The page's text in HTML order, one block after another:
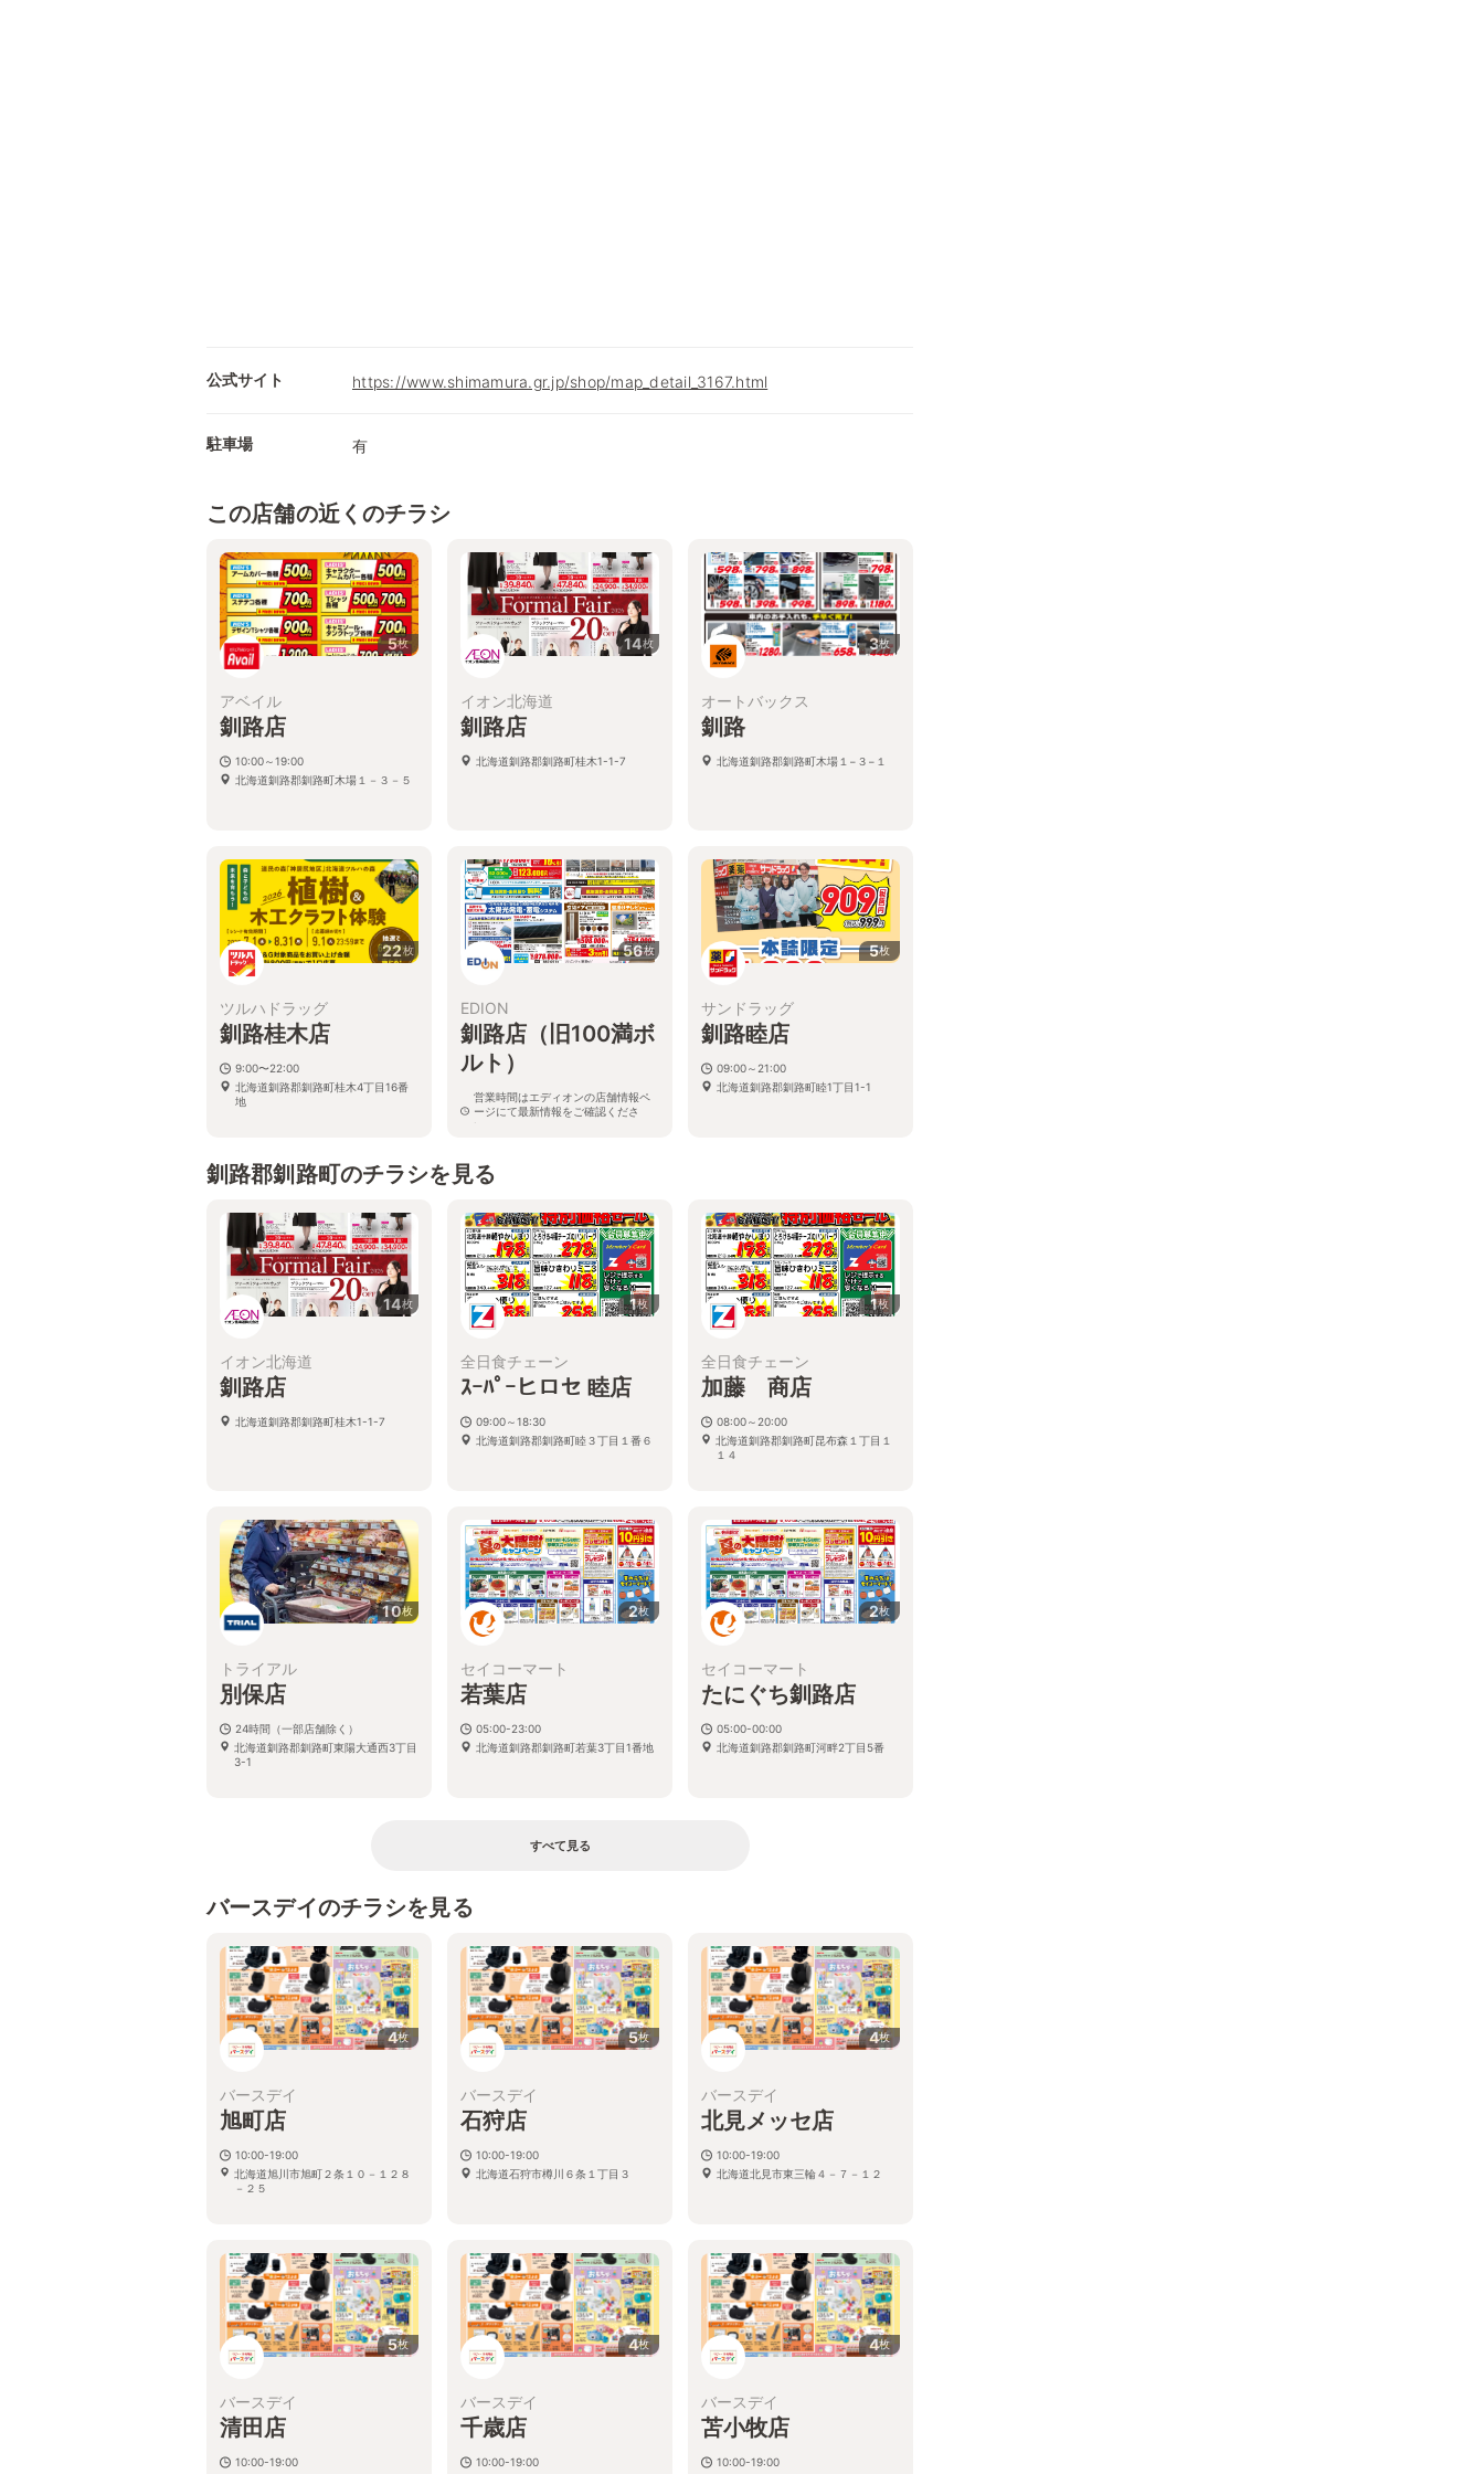
公式サイト https://www.shimamura.gr.jp/shop/map_detail_3167.html
駐車場 有
この店舗の近くのチラシ
5枚
アベイル
釧路店
10:00～19:00
北海道釧路郡釧路町木場１－３－５
14枚
イオン北海道
釧路店
北海道釧路郡釧路町桂木1-1-7
3枚
オートバックス
釧路
北海道釧路郡釧路町木場１−３−１
22枚
ツルハドラッグ
釧路桂木店
9:00〜22:00
北海道釧路郡釧路町桂木4丁目16番
地
56枚
EDION
釧路店（旧100満ボ
ルト）
営業時間はエディオンの店舗情報ペ
ージにて最新情報をご確認くださ
い。
5枚
サンドラッグ
釧路睦店
09:00～21:00
北海道釧路郡釧路町睦1丁目1-1
釧路郡釧路町のチラシを見る
14枚
イオン北海道
釧路店
北海道釧路郡釧路町桂木1-1-7
1枚
全日食チェーン
ｽｰﾊﾟｰヒロセ 睦店
09:00～18:30
北海道釧路郡釧路町睦３丁目１番６
1枚
全日食チェーン
加藤 商店
08:00～20:00
北海道釧路郡釧路町昆布森１丁目１
１４
10枚
トライアル
別保店
24時間（一部店舗除く）
北海道釧路郡釧路町東陽大通西3丁目
3-1
2枚
セイコーマート
若葉店
05:00-23:00
北海道釧路郡釧路町若葉3丁目1番地
2枚
セイコーマート
たにぐち釧路店
05:00-00:00
北海道釧路郡釧路町河畔2丁目5番
すべて見る
バースデイのチラシを見る
4枚
バースデイ
旭町店
10:00-19:00
北海道旭川市旭町２条１０－１２８
－２５
5枚
バースデイ
石狩店
10:00-19:00
北海道石狩市樽川６条１丁目３
4枚
バースデイ
北見メッセ店
10:00-19:00
北海道北見市東三輪４－７－１２
5枚
バースデイ
清田店
10:00-19:00
4枚
バースデイ
千歳店
10:00-19:00
4枚
バースデイ
苫小牧店
10:00-19:00